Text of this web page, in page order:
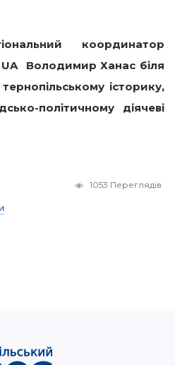
координатор
Володимир Ханас біля
історику,
політичному діячеві
1053 Переглядів